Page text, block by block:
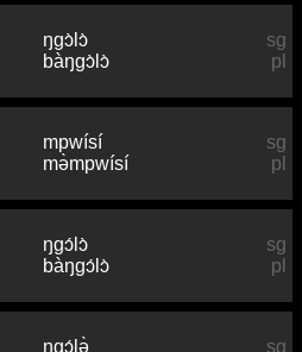
ŋɡɔ̀lɔ̀
sg
bàŋɡɔ̀lɔ̀
pl
mpwísí
sg
mə̀mpwísí
pl
ŋɡɔ́lɔ̀
sg
bàŋɡɔ́lɔ̀
pl
ŋɡɔ́lə̀
sg